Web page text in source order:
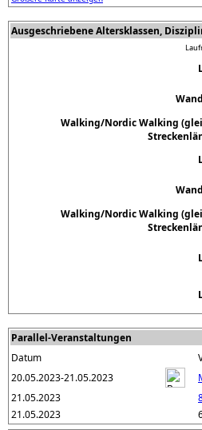
Ausgeschriebene Altersklassen,
Walking/Nordic Walking
Walking/Nordic Walking
Parallel-Veranstaltungen
Datum
20.05.2023-21.05.2023
21.05.2023
21.05.2023